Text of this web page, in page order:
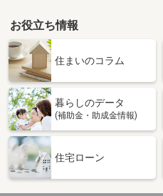
お役立ち情報
住まいのコラム
暮らしのデータ
(補助金・助成金情報)
住宅ローン